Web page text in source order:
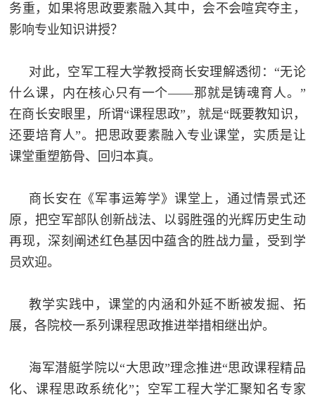
务重，如果将思政要素融入其中，会不会喧宾夺主，
影响专业知识讲授？
对此，空军工程大学教授商长安理解透彻：“无论
什么课，内在核心只有一个——那就是铸魂育人。”
在商长安眼里，所谓“课程思政”，就是“既要教知识，
还要培育人”。把思政要素融入专业课堂，实质是让
课堂重塑筋骨、回归本真。
商长安在《军事运筹学》课堂上，通过情景式还
原，把空军部队创新战法、以弱胜强的光辉历史生动
再现，深刻阐述红色基因中蕴含的胜战力量，受到学
员欢迎。
教学实践中，课堂的内涵和外延不断被发掘、拓
展，各院校一系列课程思政推进举措相继出炉。
海军潜艇学院以“大思政”理念推进“思政课程精品
化、课程思政系统化”；空军工程大学汇聚知名专家